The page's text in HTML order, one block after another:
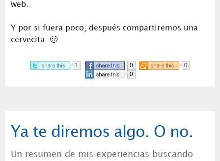
web.
Y por si fuera poco, después compartiremos una
cervecita. 🙂
1 0
0
0
Ya te diremos algo. O no.
Un resumen de mis experiencias buscando